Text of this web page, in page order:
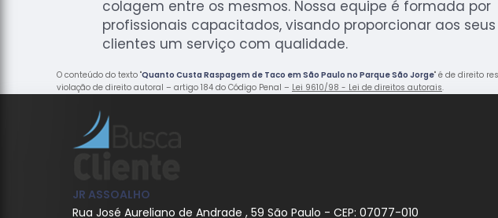
colagem entre os mesmos. Nossa equipe é formada por
profissionais capacitados, visando proporcionar aos seus
clientes um serviço com qualidade.
O conteúdo do texto "Quanto Custa Raspagem de Taco em São Paulo no Parque São Jorge" é de direito
violação de direito autoral – artigo 184 do Código Penal – Lei 9610/98 - Lei de direitos autorais.
JR ASSOALHO
Rua José Aureliano de Andrade , 59 São Paulo - CEP: 07077-010